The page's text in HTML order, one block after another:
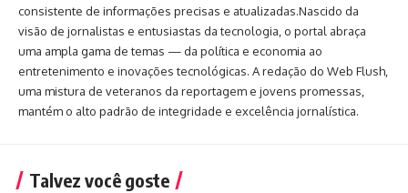
consistente de informações precisas e atualizadas.Nascido da
visão de jornalistas e entusiastas da tecnologia, o portal abraça
uma ampla gama de temas — da política e economia ao
entretenimento e inovações tecnológicas. A redação do Web Flush,
uma mistura de veteranos da reportagem e jovens promessas,
mantém o alto padrão de integridade e excelência jornalística.
Talvez você goste